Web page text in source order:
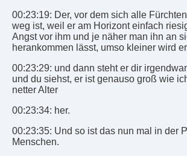
00:23:19: Der, vor dem sich alle
weg ist, weil er am Horizont einfach
Angst vor ihm und je näher man ihn an
herankommen lässt, umso kleiner wird
00:23:29: und dann steht er dir
und du siehst, er ist genauso groß wie
netter Alter
00:23:34: her.
00:23:35: Und so ist das nun mal in der
Menschen.